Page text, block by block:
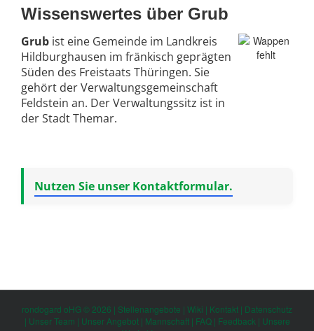
Wissenswertes über Grub
Grub ist eine Gemeinde im Landkreis
Hildburghausen im fränkisch geprägten
Süden des Freistaats Thüringen. Sie
gehört der Verwaltungsgemeinschaft
Feldstein an. Der Verwaltungssitz ist in
der Stadt Themar.
Nutzen Sie unser Kontaktformular.
rondogard oHG © 2026 | Stellenangebote | Wiki | Kontakt | Datenschutz
| Unser Team | Unser Angebot| Mannschaft| FAQ| Feedback | Unsere